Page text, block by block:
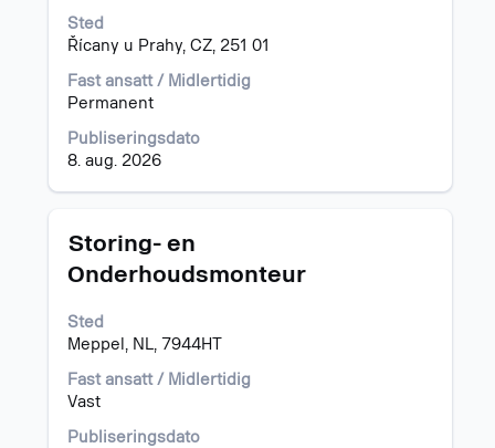
Velg
å
jobben.
Sted
Řícany u Prahy, CZ, 251 01
Fast ansatt / Midlertidig
Permanent
Publiseringsdato
8. aug. 2026
mellomromstasten
for
vise
det
innholdet
i
jobbinformasjonen.
Tittel
Storing- en
Onderhoudsmonteur
Sted
Meppel, NL, 7944HT
Fast ansatt / Midlertidig
Vast
Publiseringsdato
Velg
mellomromstasten
å
vise
det
fullstendige
i